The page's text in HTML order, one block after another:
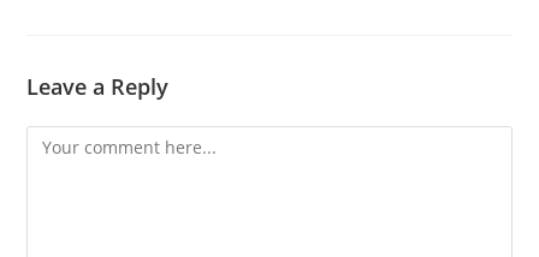
Leave a Reply
Comment